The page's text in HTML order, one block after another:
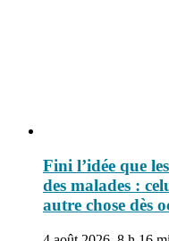
Fini l’idée que
des malades :
autre chose dès